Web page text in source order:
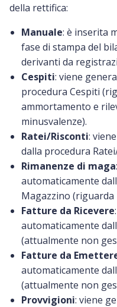
della rettifica:
Manuale: è inserita
fase di stampa del
derivanti da
Cespiti: viene
procedura Cespiti
ammortamento e
minusvalenze).
Ratei/Risconti:
dalla procedura
Rimanenze di
automaticamente
Magazzino (riguarda
Fatture da Ricevere
automaticamente
(attualmente non
Fatture da
automaticamente
(attualmente non
Provvigioni: viene